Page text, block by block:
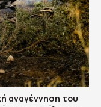
αναγέννηση του